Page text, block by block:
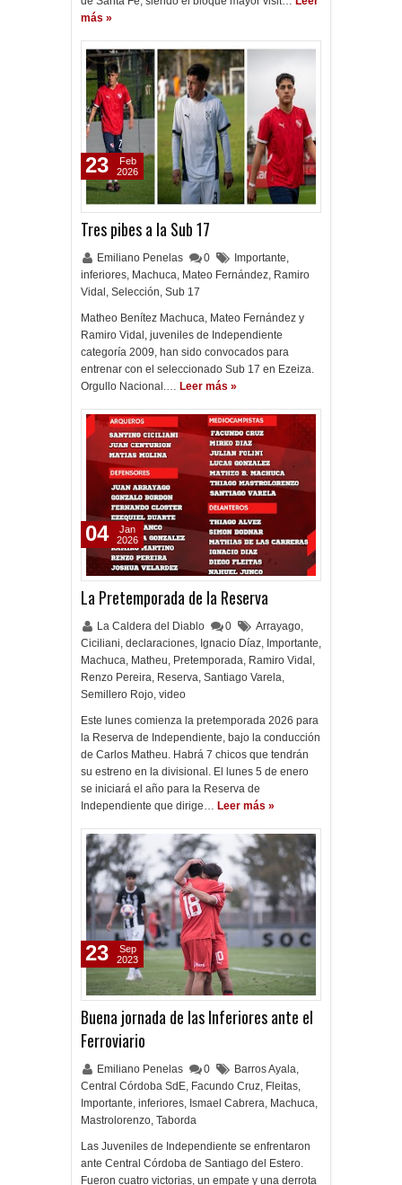
más »
Tres pibes a la Sub 17
Emiliano Penelas 0 Importante,
inferiores, Machuca, Mateo Fernández, Ramiro
Vidal , Selección, Sub 17
Matheo Benítez Machuca, Mateo Fernández y
Ramiro Vidal, juveniles de Independiente
categoría 2009, han sido convocados para
entrenar con el seleccionado Sub 17 en Ezeiza.
Orgullo Nacional.… Leer más »
23
Feb
2026
La Pretemporada de la Reserva
La Caldera del Diablo 0 Arrayago,
Ciciliani, declaraciones, Ignacio Díaz, Importante,
Machuca, Matheu, Pretemporada, Ramiro Vidal ,
Renzo Pereira, Reserva, Santiago Varela,
Semillero Rojo, video
Este lunes comienza la pretemporada 2026 para
la Reserva de Independiente, bajo la conducción
de Carlos Matheu. Habrá 7 chicos que tendrán
su estreno en la divisional. El lunes 5 de enero
se iniciará el año para la Reserva de
Independiente que dirige… Leer más »
04
Jan
2026
Buena jornada de las Inferiores ante el
Ferroviario
Emiliano Penelas 0 Barros Ayala,
Central Córdoba SdE, Facundo Cruz, Fleitas,
Importante, inferiores, Ismael Cabrera, Machuca,
Mastrolorenzo, Taborda
Las Juveniles de Independiente se enfrentaron
ante Central Córdoba de Santiago del Estero.
Fueron cuatro victorias, un empate y una derrota
23
Sep
2023